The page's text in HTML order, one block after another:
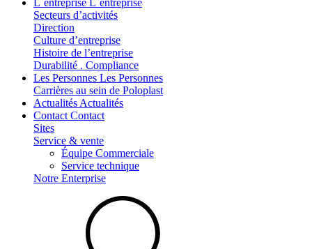
L`entreprise L`entreprise
Secteurs d’activités
Direction
Culture d’entreprise
Histoire de l’entreprise
Durabilité . Compliance
Les Personnes Les Personnes
Carrières au sein de Poloplast
Actualités Actualités
Contact Contact
Sites
Service & vente
Équipe Commerciale
Service technique
Notre Enterprise